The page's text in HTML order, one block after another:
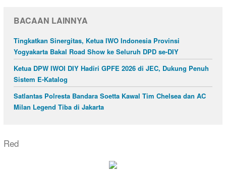
BACAAN LAINNYA
Tingkatkan Sinergitas, Ketua IWO Indonesia Provinsi
Yogyakarta Bakal Road Show ke Seluruh DPD se-DIY
Ketua DPW IWOI DIY Hadiri GPFE 2026 di JEC, Dukung Penuh
Sistem E-Katalog
Satlantas Polresta Bandara Soetta Kawal Tim Chelsea dan AC
Milan Legend Tiba di Jakarta
Red